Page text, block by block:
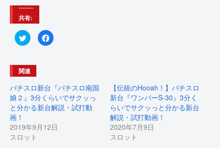
共有:
ク
リ
て
T
w
t
r
で
有
(
新
し
F
a
で
共
有
す
る
に
ク
リ
関連
パチスロ新台『パチスロ南国
娘２』3分くらいでサクッっ
と分かる新台解説・試打動
画！
2019年9月12日
スロット
【伝統のHooah！】パチスロ
新台『ワンバーS-30』3分く
らいでサクッっと分かる新台
解説・試打動画！
2020年7月9日
スロット